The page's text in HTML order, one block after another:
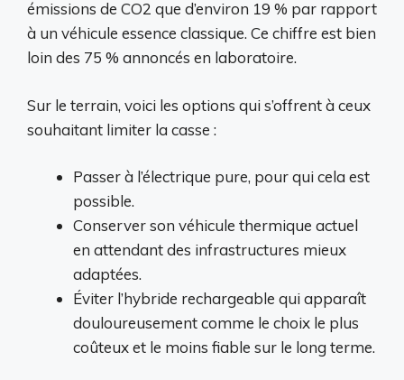
émissions de CO2 que d’environ 19 % par rapport
à un véhicule essence classique. Ce chiffre est bien
loin des 75 % annoncés en laboratoire.
Sur le terrain, voici les options qui s’offrent à ceux
souhaitant limiter la casse :
Passer à l’électrique pure, pour qui cela est
possible.
Conserver son véhicule thermique actuel
en attendant des infrastructures mieux
adaptées.
Éviter l’hybride rechargeable qui apparaît
douloureusement comme le choix le plus
coûteux et le moins fiable sur le long terme.